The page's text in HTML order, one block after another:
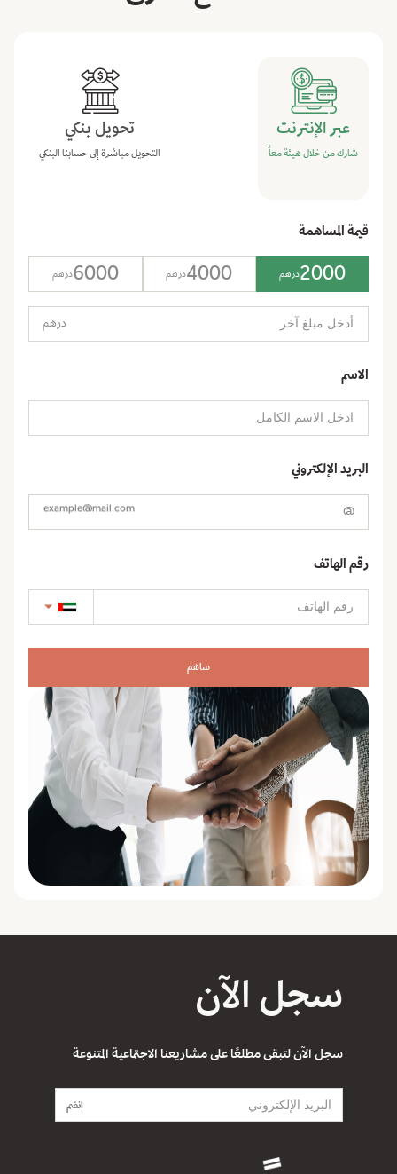
عبر الإنترنت
شارك من خلال هيئة معاً
تحويل بنكي
التحويل مباشرة إلى حسابنا البنكي
قيمة المساهمة
درهم2000 درهم4000 درهم6000
درهم
الاسم
البريد الإلكتروني
@
رقم الهاتف
ساهم
سجل الآن
سجل الآن لتبقى مطلعًا على مشاريعنا الاجتماعية المتنوعة
انضم